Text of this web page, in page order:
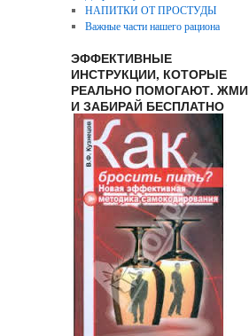
НАПИТКИ ОТ ПРОСТУДЫ
Важные части нашего рациона
ЭФФЕКТИВНЫЕ
ИНСТРУКЦИИ, КОТОРЫЕ
РЕАЛЬНО ПОМОГАЮТ. ЖМИ
И ЗАБИРАЙ БЕСПЛАТНО